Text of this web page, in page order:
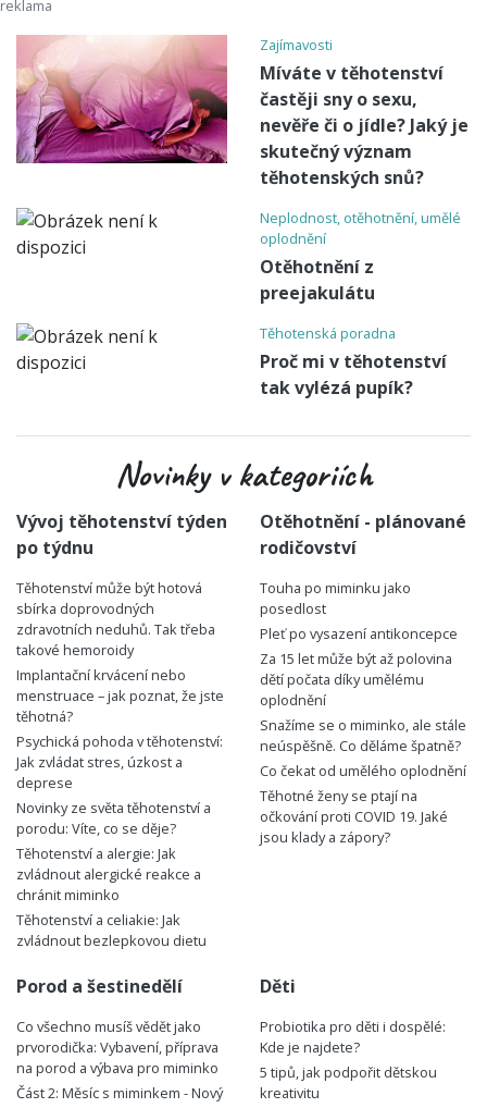
Zajímavosti
Míváte v těhotenství
častěji sny o sexu,
nevěře či o jídle? Jaký je
skutečný význam
těhotenských snů?
Neplodnost, otěhotnění, umělé
oplodnění
Otěhotnění z
preejakulátu
Těhotenská poradna
Proč mi v těhotenství
tak vylézá pupík?
Novinky v kategoriích
Vývoj těhotenství týden
po týdnu
Těhotenství může být hotová
sbírka doprovodných
zdravotních neduhů. Tak třeba
takové hemoroidy
Implantační krvácení nebo
menstruace – jak poznat, že jste
těhotná?
Psychická pohoda v těhotenství:
Jak zvládat stres, úzkost a
deprese
Novinky ze světa těhotenství a
porodu: Víte, co se děje?
Těhotenství a alergie: Jak
zvládnout alergické reakce a
chránit miminko
Těhotenství a celiakie: Jak
zvládnout bezlepkovou dietu
Otěhotnění - plánované
rodičovství
Touha po miminku jako
posedlost
Pleť po vysazení antikoncepce
Za 15 let může být až polovina
dětí počata díky umělému
oplodnění
Snažíme se o miminko, ale stále
neúspěšně. Co děláme špatně?
Co čekat od umělého oplodnění
Těhotné ženy se ptají na
očkování proti COVID 19. Jaké
jsou klady a zápory?
Porod a šestinedělí
Co všechno musíš vědět jako
prvorodička: Vybavení, příprava
na porod a výbava pro miminko
Část 2: Měsíc s miminkem - Nový
Děti
Probiotika pro děti i dospělé:
Kde je najdete?
5 tipů, jak podpořit dětskou
kreativitu